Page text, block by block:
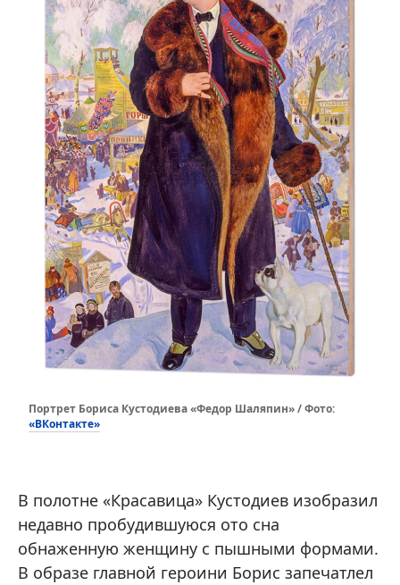
Портрет Бориса Кустодиева «Федор Шаляпин» / Фото:
«ВКонтакте»
В полотне «Красавица» Кустодиев изобразил
недавно пробудившуюся ото сна
обнаженную женщину с пышными формами.
В образе главной героини Борис запечатлел